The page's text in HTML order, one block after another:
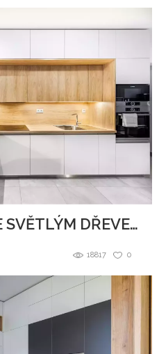
BÍLÁ KUCHYNĚ SE SVĚTLÝM DŘEVEM
0
18817